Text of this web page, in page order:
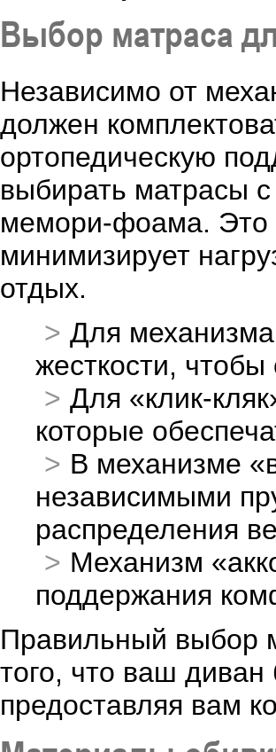
Выбор матраса
Независимо от
должен
ортопедическую
выбирать матрасы
мемори-фоама. Это
минимизирует
отдых.
Для
жесткости,
Для «клик-
которые
В механизме
независимыми
распределения
Механизм
поддержания
Правильный выбор
того, что ваш
предоставляя вам